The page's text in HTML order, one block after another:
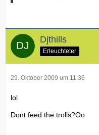
Djthills
Erleuchteter
29. Oktober 2009 um 11:36
lol
Dont feed the trolls?Oo